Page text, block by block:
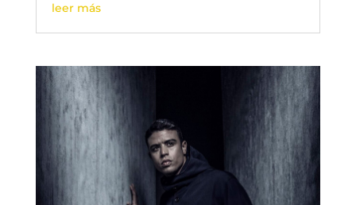
leer más